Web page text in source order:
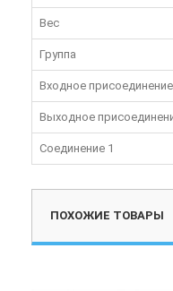
Вес
Группа
Входное присоединение
Выходное
Соединение 1
ПОХОЖИЕ ТОВАРЫ